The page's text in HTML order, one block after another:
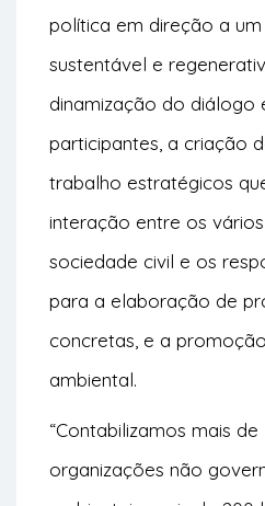
política em direção a
sustentável e
dinamização do diálogo
participantes, a criação
trabalho estratégicos
interação entre os
sociedade civil e os
para a elaboração de
concretas, e a
ambiental.
“Contabilizamos mais
organizações não